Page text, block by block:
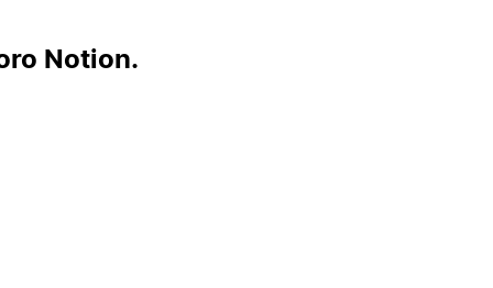
Notion.